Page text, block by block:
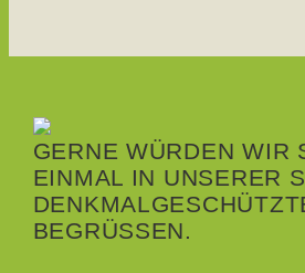
GERNE WÜRDEN WIR
EINMAL IN UNSERER
BEGRÜSSEN.